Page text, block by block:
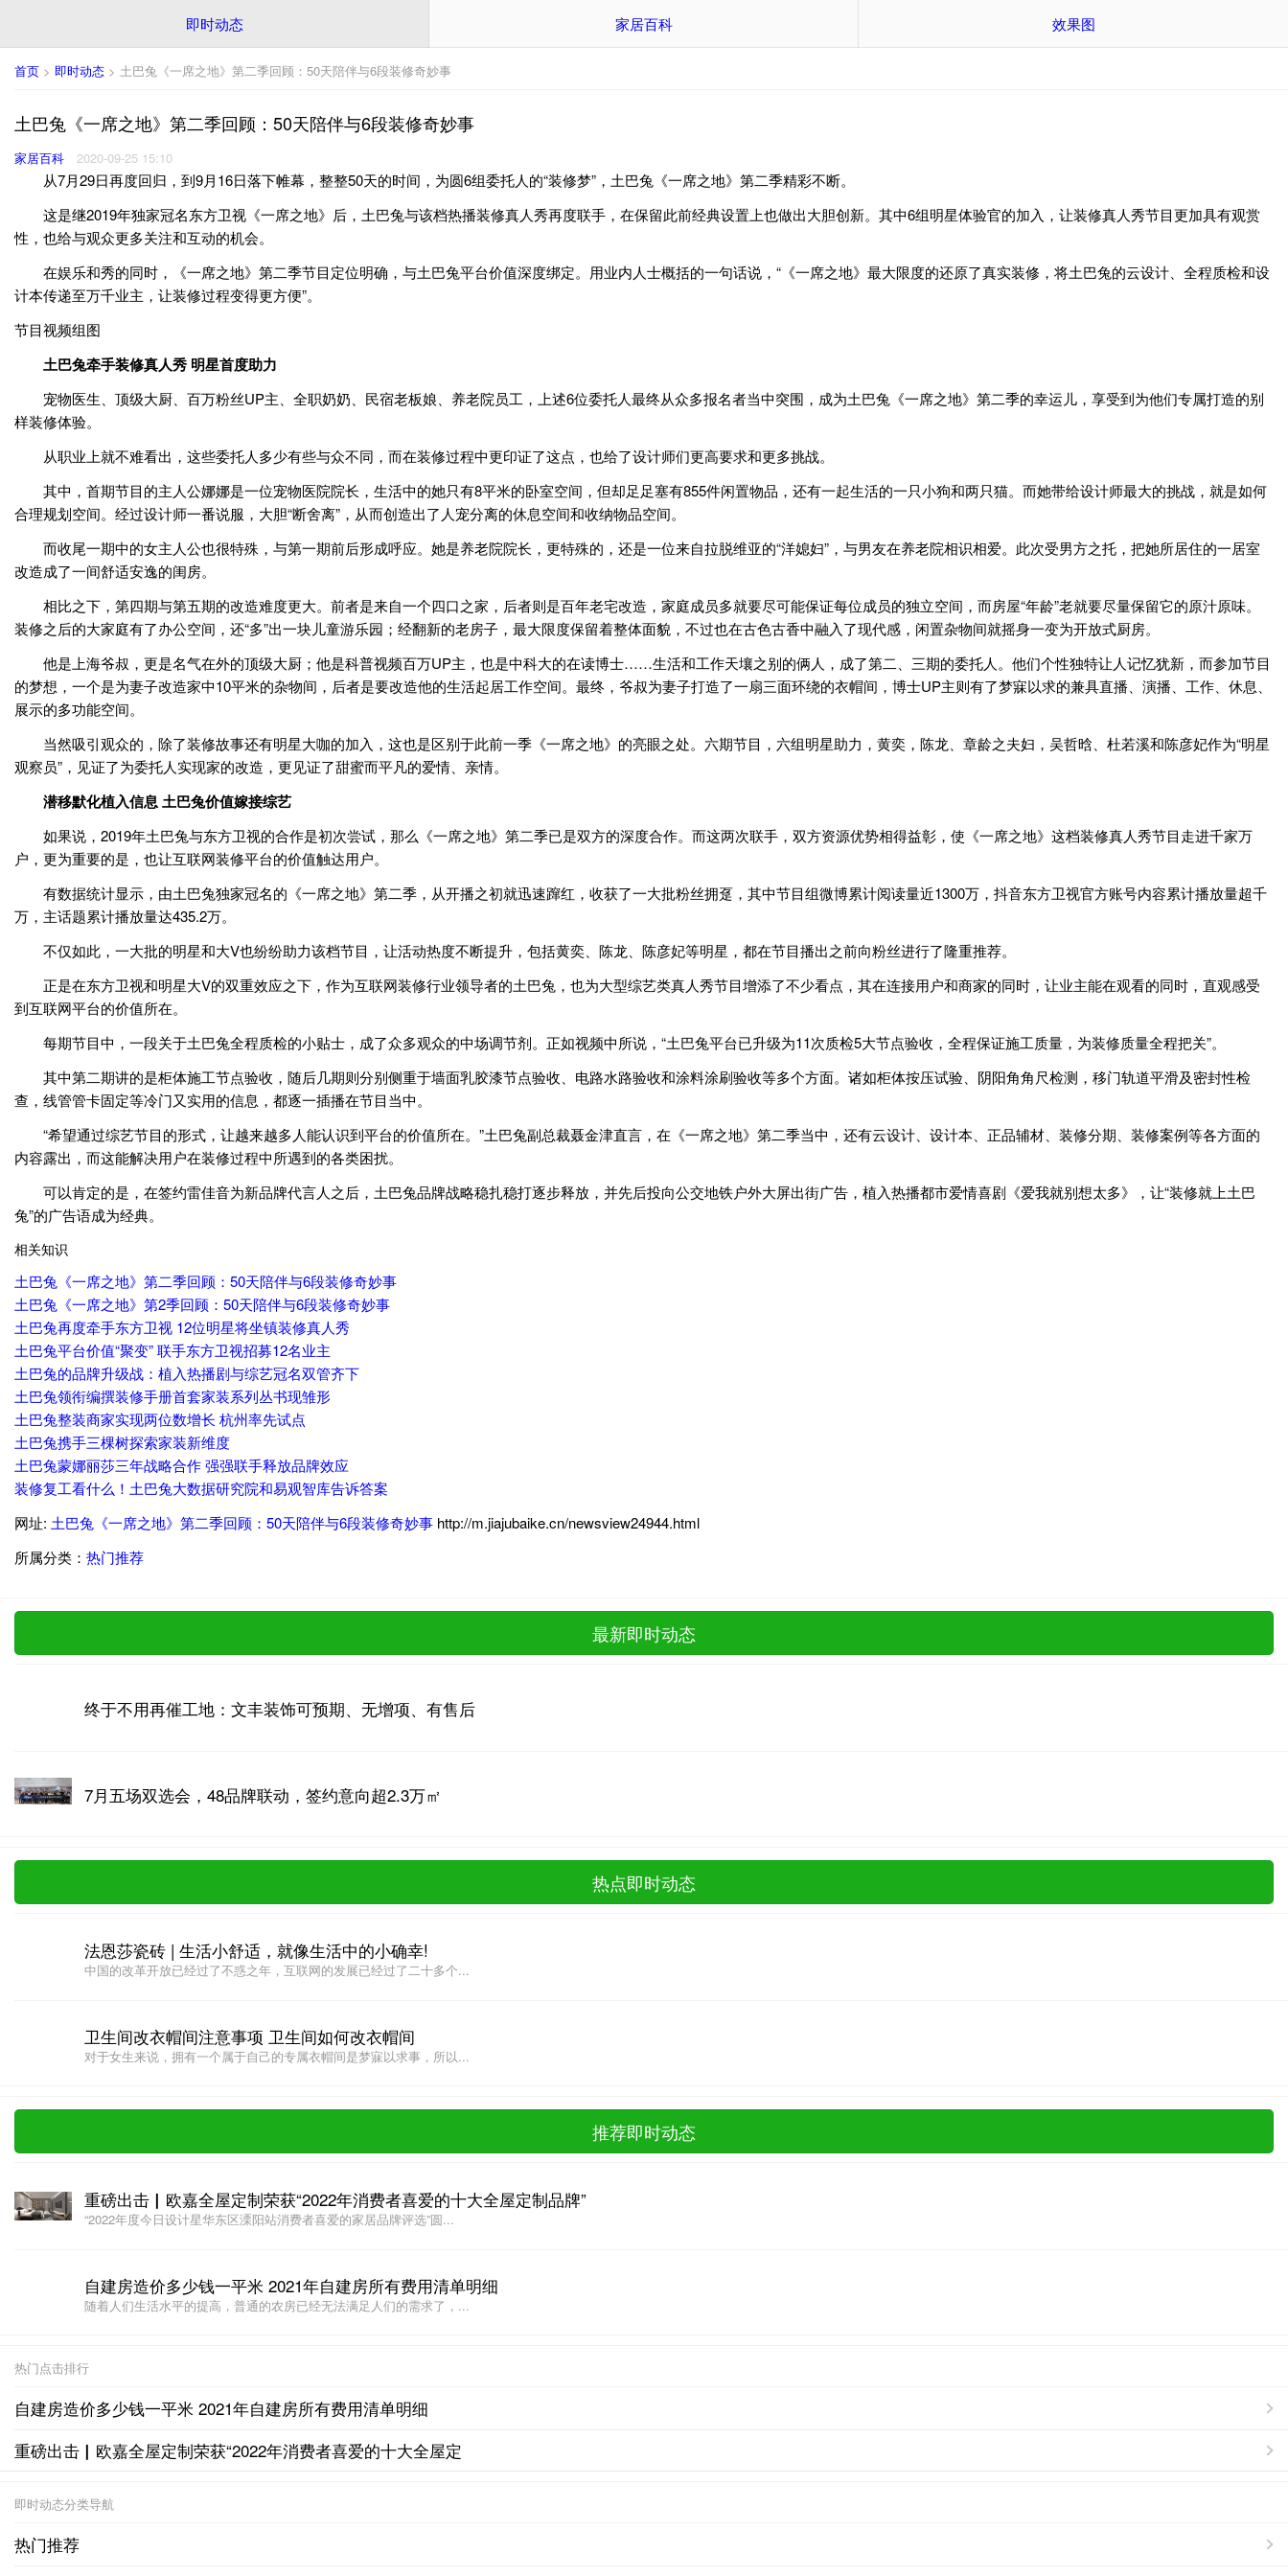
即时动态 家居百科 效果图
首页 > 即时动态 > 土巴兔《一席之地》第二季回顾：50天陪伴与6段装修奇妙事
土巴兔《一席之地》第二季回顾：50天陪伴与6段装修奇妙事
家居百科 2020-09-25 15:10
从7月29日再度回归，到9月16日落下帷幕，整整50天的时间，为圆6组委托人的“装修梦”，土巴兔《一席之地》第二季精彩不断。
这是继2019年独家冠名东方卫视《一席之地》后，土巴兔与该档热播装修真人秀再度联手，在保留此前经典设置上也做出大胆创新。其中6组明星体验官的加入，让装修真人秀节目更加具有观赏
性，也给与观众更多关注和互动的机会。
在娱乐和秀的同时，《一席之地》第二季节目定位明确，与土巴兔平台价值深度绑定。用业内人士概括的一句话说，“《一席之地》最大限度的还原了真实装修，将土巴兔的云设计、全程质检和设
计本传递至万千业主，让装修过程变得更方便”。
节目视频组图
土巴兔牵手装修真人秀 明星首度助力
宠物医生、顶级大厨、百万粉丝UP主、全职奶奶、民宿老板娘、养老院员工，上述6位委托人最终从众多报名者当中突围，成为土巴兔《一席之地》第二季的幸运儿，享受到为他们专属打造的别
样装修体验。
从职业上就不难看出，这些委托人多少有些与众不同，而在装修过程中更印证了这点，也给了设计师们更高要求和更多挑战。
其中，首期节目的主人公娜娜是一位宠物医院院长，生活中的她只有8平米的卧室空间，但却足足塞有855件闲置物品，还有一起生活的一只小狗和两只猫。而她带给设计师最大的挑战，就是如何
合理规划空间。经过设计师一番说服，大胆“断舍离”，从而创造出了人宠分离的休息空间和收纳物品空间。
而收尾一期中的女主人公也很特殊，与第一期前后形成呼应。她是养老院院长，更特殊的，还是一位来自拉脱维亚的“洋媳妇”，与男友在养老院相识相爱。此次受男方之托，把她所居住的一居室
改造成了一间舒适安逸的闺房。
相比之下，第四期与第五期的改造难度更大。前者是来自一个四口之家，后者则是百年老宅改造，家庭成员多就要尽可能保证每位成员的独立空间，而房屋“年龄”老就要尽量保留它的原汁原味。
装修之后的大家庭有了办公空间，还“多”出一块儿童游乐园；经翻新的老房子，最大限度保留着整体面貌，不过也在古色古香中融入了现代感，闲置杂物间就摇身一变为开放式厨房。
他是上海爷叔，更是名气在外的顶级大厨；他是科普视频百万UP主，也是中科大的在读博士……生活和工作天壤之别的俩人，成了第二、三期的委托人。他们个性独特让人记忆犹新，而参加节目
的梦想，一个是为妻子改造家中10平米的杂物间，后者是要改造他的生活起居工作空间。最终，爷叔为妻子打造了一扇三面环绕的衣帽间，博士UP主则有了梦寐以求的兼具直播、演播、工作、休息、
展示的多功能空间。
当然吸引观众的，除了装修故事还有明星大咖的加入，这也是区别于此前一季《一席之地》的亮眼之处。六期节目，六组明星助力，黄奕，陈龙、章龄之夫妇，吴哲晗、杜若溪和陈彦妃作为“明星
观察员”，见证了为委托人实现家的改造，更见证了甜蜜而平凡的爱情、亲情。
潜移默化植入信息 土巴兔价值嫁接综艺
如果说，2019年土巴兔与东方卫视的合作是初次尝试，那么《一席之地》第二季已是双方的深度合作。而这两次联手，双方资源优势相得益彰，使《一席之地》这档装修真人秀节目走进千家万
户，更为重要的是，也让互联网装修平台的价值触达用户。
有数据统计显示，由土巴兔独家冠名的《一席之地》第二季，从开播之初就迅速蹿红，收获了一大批粉丝拥趸，其中节目组微博累计阅读量近1300万，抖音东方卫视官方账号内容累计播放量超千
万，主话题累计播放量达435.2万。
不仅如此，一大批的明星和大V也纷纷助力该档节目，让活动热度不断提升，包括黄奕、陈龙、陈彦妃等明星，都在节目播出之前向粉丝进行了隆重推荐。
正是在东方卫视和明星大V的双重效应之下，作为互联网装修行业领导者的土巴兔，也为大型综艺类真人秀节目增添了不少看点，其在连接用户和商家的同时，让业主能在观看的同时，直观感受
到互联网平台的价值所在。
每期节目中，一段关于土巴兔全程质检的小贴士，成了众多观众的中场调节剂。正如视频中所说，“土巴兔平台已升级为11次质检5大节点验收，全程保证施工质量，为装修质量全程把关”。
其中第二期讲的是柜体施工节点验收，随后几期则分别侧重于墙面乳胶漆节点验收、电路水路验收和涂料涂刷验收等多个方面。诸如柜体按压试验、阴阳角角尺检测，移门轨道平滑及密封性检
查，线管管卡固定等冷门又实用的信息，都逐一插播在节目当中。
“希望通过综艺节目的形式，让越来越多人能认识到平台的价值所在。”土巴兔副总裁聂金津直言，在《一席之地》第二季当中，还有云设计、设计本、正品辅材、装修分期、装修案例等各方面的
内容露出，而这能解决用户在装修过程中所遇到的各类困扰。
可以肯定的是，在签约雷佳音为新品牌代言人之后，土巴兔品牌战略稳扎稳打逐步释放，并先后投向公交地铁户外大屏出街广告，植入热播都市爱情喜剧《爱我就别想太多》，让“装修就上土巴
兔”的广告语成为经典。
相关知识
土巴兔《一席之地》第二季回顾：50天陪伴与6段装修奇妙事
土巴兔《一席之地》第2季回顾：50天陪伴与6段装修奇妙事
土巴兔再度牵手东方卫视 12位明星将坐镇装修真人秀
土巴兔平台价值“聚变” 联手东方卫视招募12名业主
土巴兔的品牌升级战：植入热播剧与综艺冠名双管齐下
土巴兔领衔编撰装修手册首套家装系列丛书现雏形
土巴兔整装商家实现两位数增长 杭州率先试点
土巴兔携手三棵树探索家装新维度
土巴兔蒙娜丽莎三年战略合作 强强联手释放品牌效应
装修复工看什么！土巴兔大数据研究院和易观智库告诉答案
网址: 土巴兔《一席之地》第二季回顾：50天陪伴与6段装修奇妙事 http://m.jiajubaike.cn/newsview24944.html
所属分类： 热门推荐
最新即时动态
终于不用再催工地：文丰装饰可预期、无增项、有售后
7月五场双选会，48品牌联动，签约意向超2.3万㎡
热点即时动态
法恩莎瓷砖 | 生活小舒适，就像生活中的小确幸!
中国的改革开放已经过了不惑之年，互联网的发展已经过了二十多个...
卫生间改衣帽间注意事项 卫生间如何改衣帽间
对于女生来说，拥有一个属于自己的专属衣帽间是梦寐以求事，所以...
推荐即时动态
重磅出击▏欧嘉全屋定制荣获“2022年消费者喜爱的十大全屋定制品牌”
“2022年度今日设计星华东区溧阳站消费者喜爱的家居品牌评选”圆...
自建房造价多少钱一平米 2021年自建房所有费用清单明细
随着人们生活水平的提高，普通的农房已经无法满足人们的需求了，...
热门点击排行
自建房造价多少钱一平米 2021年自建房所有费用清单明细
重磅出击▏欧嘉全屋定制荣获“2022年消费者喜爱的十大全屋定
即时动态分类导航
热门推荐